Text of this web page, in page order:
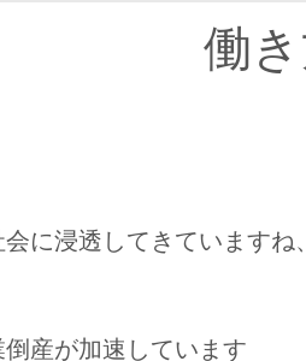
働
に浸透してきていますね
産が加速しています